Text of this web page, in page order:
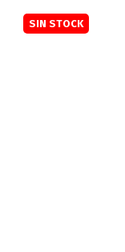
SIN STOCK